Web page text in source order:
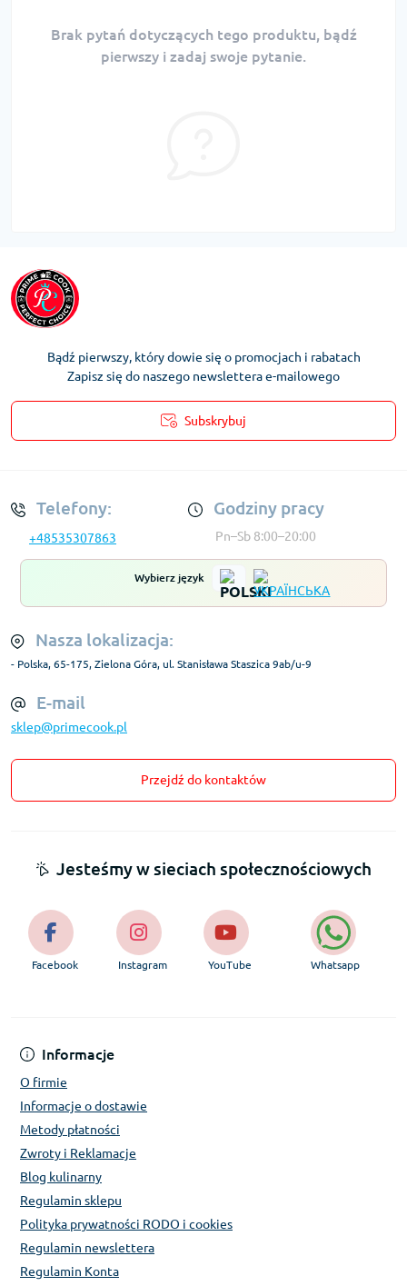
Brak pytań dotyczących tego produktu, bądź
pierwszy i zadaj swoje pytanie.
Bądź pierwszy, który dowie się o promocjach i rabatach
Zapisz się do naszego newslettera e-mailowego
Subskrybuj
Telefony:
+48535307863
Godziny pracy
Pn–Sb 8:00–20:00
Wybierz język
Nasza lokalizacja:
- Polska, 65-175, Zielona Góra, ul. Stanisława Staszica 9ab/u-9
E-mail
sklep@primecook.pl
Przejdź do kontaktów
Informacje
O firmie
Informacje o dostawie
Metody płatności
Zwroty i Reklamacje
Blog kulinarny
Regulamin sklepu
Polityka prywatności RODO i cookies
Regulamin newslettera
Regulamin Konta
Jesteśmy w sieciach społecznościowych
Facebook Instagram YouTube Whatsapp